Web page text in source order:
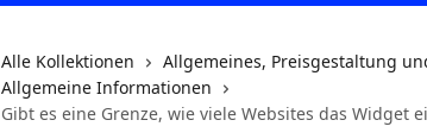
Alle Kollektionen
Allgemeines, Preisgestaltung
Allgemeine Informationen
Gibt es eine Grenze, wie viele Websites das Widget